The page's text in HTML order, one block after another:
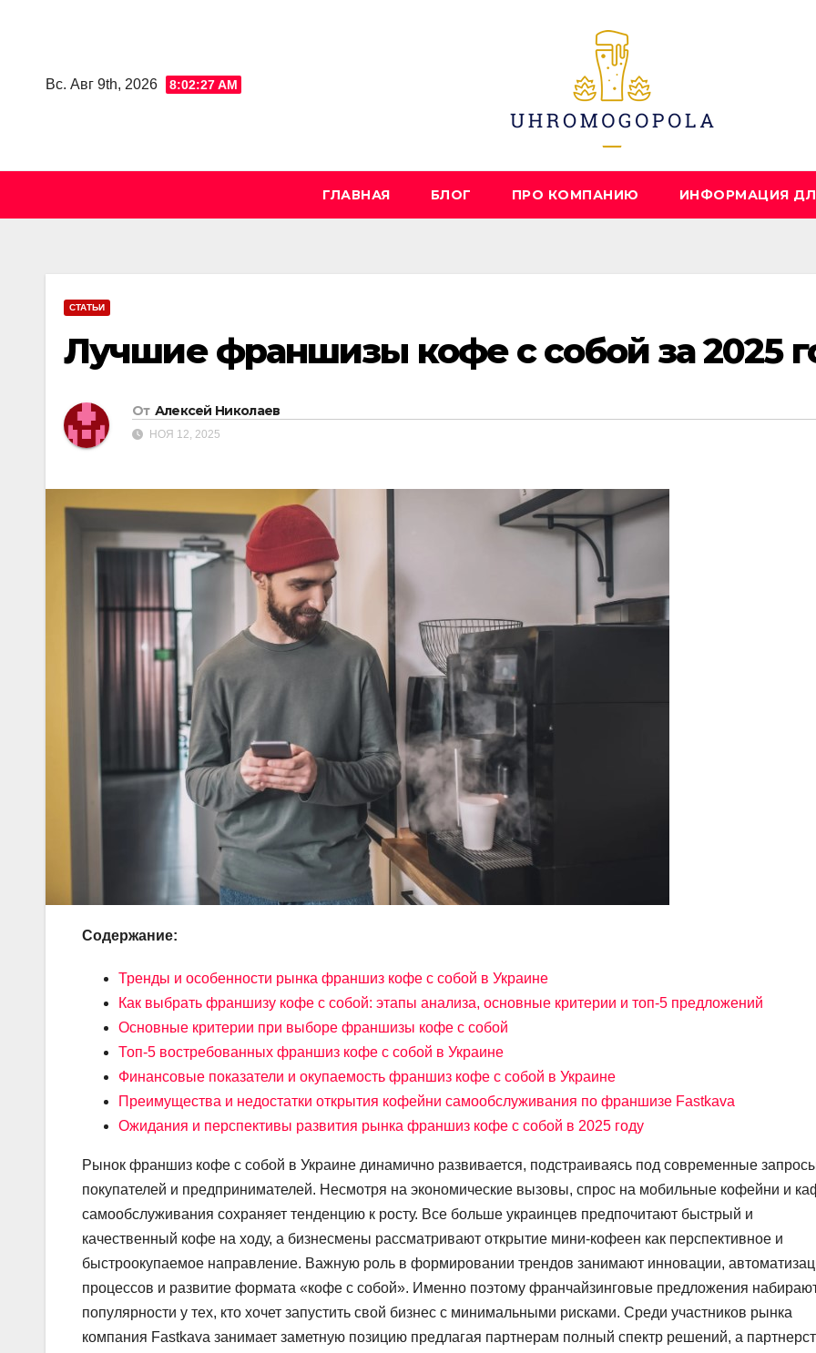
Вс. Авг 9th, 2026
8:02:29 AM
ГЛАВНАЯ БЛОГ ПРО КОМПАНИЮ ИНФОРМАЦИЯ
СТАТЬИ
Лучшие франшизы кофе с собой за 2025
От Алексей Николаев
НОЯ 12, 2025
Содержание:
Тренды и особенности рынка франшиз кофе с собой в Украине
Как выбрать франшизу кофе с собой: этапы анализа, основные критерии и топ-5 предложений
Основные критерии при выборе франшизы кофе с собой
Топ-5 востребованных франшиз кофе с собой в Украине
Финансовые показатели и окупаемость франшиз кофе с собой в Украине
Преимущества и недостатки открытия кофейни самообслуживания по франшизе Fastkava
Ожидания и перспективы развития рынка франшиз кофе с собой в 2025 году
Рынок франшиз кофе с собой в Украине динамично развивается, подстраиваясь под современные
покупателей и предпринимателей. Несмотря на экономические вызовы, спрос на мобильные кофейни и
самообслуживания сохраняет тенденцию к росту. Все больше украинцев предпочитают быстрый и
качественный кофе на ходу, а бизнесмены рассматривают открытие мини-кофеен как перспективное и
быстроокупаемое направление. Важную роль в формировании трендов занимают инновации,
процессов и развитие формата «кофе с собой». Именно поэтому франчайзинговые предложения
популярности у тех, кто хочет запустить свой бизнес с минимальными рисками. Среди участников рынка
компания Fastkava занимает заметную позицию предлагая партнерам полный спектр решений, а